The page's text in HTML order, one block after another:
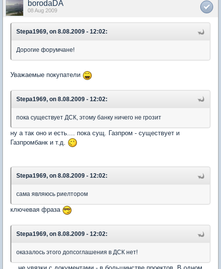
borodaDA
08 Aug 2009
Stepa1969, on 8.08.2009 - 12:02:
Дорогие форумчане!
Уважаемые покупатели
Stepa1969, on 8.08.2009 - 12:02:
пока существует ДСК, этому банку ничего не грозит
ну а так оно и есть.... пока сущ. Газпром - существует и
Газпромбанк и т.д.
Stepa1969, on 8.08.2009 - 12:02:
сама являюсь риелтором
ключевая фраза
Stepa1969, on 8.08.2009 - 12:02:
оказалось этого допсоглашения в ДСК нет!